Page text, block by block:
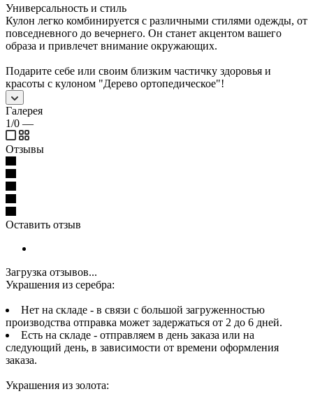
Универсальность и стиль
Кулон легко комбинируется с различными стилями одежды, от
повседневного до вечернего. Он станет акцентом вашего
образа и привлечет внимание окружающих.
Подарите себе или своим близким частичку здоровья и
красоты с кулоном "Дерево ортопедическое"!
Галерея
1/0 —
Отзывы
Оставить отзыв
Загрузка отзывов...
Украшения из серебра:
Нет на складе - в связи с большой загруженностью
производства отправка может задержаться от 2 до 6 дней.
Есть на складе - отправляем в день заказа или на
следующий день, в зависимости от времени оформления
заказа.
Украшения из золота: